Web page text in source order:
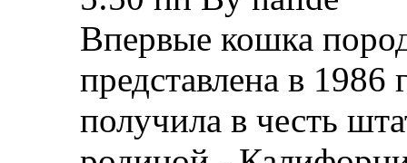
Впервые кошка
представлена в 1986
получила в честь